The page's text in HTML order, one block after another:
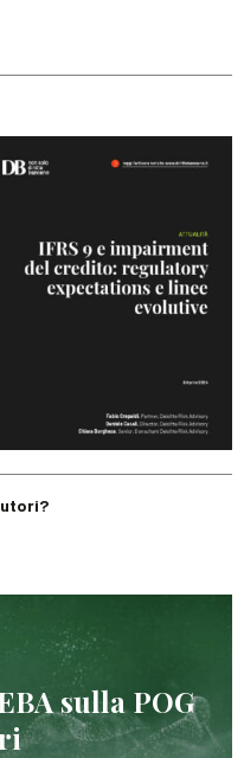
sulla POG